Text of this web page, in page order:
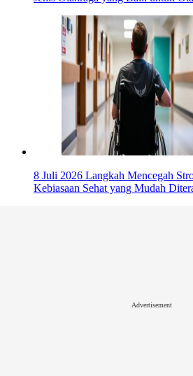
8 Juli 2026 Langkah Mencegah
Kebiasaan Sehat yang Mudah
Advertisement